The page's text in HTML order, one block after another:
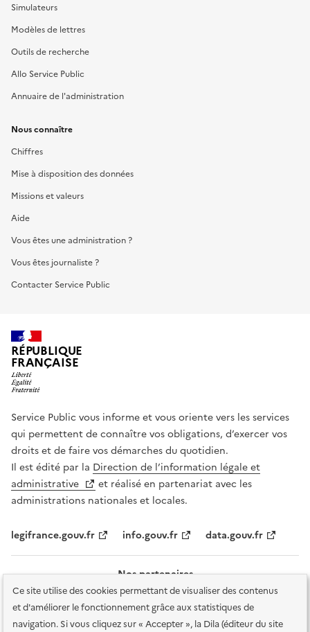
Ce site utilise des cookies permettant de visualiser des contenus
et d'améliorer le fonctionnement grâce aux statistiques de
navigation. Si vous cliquez sur « Accepter », la Dila (éditeur du site
Simulateurs
Modèles de lettres
Outils de recherche
Allo Service Public
Annuaire de l'administration
Nous connaître
Chiffres
Mise à disposition des données
Missions et valeurs
Aide
Vous êtes une administration ?
Vous êtes journaliste ?
Contacter Service Public
RÉPUBLIQUE
FRANÇAISE
Service Public vous informe et vous oriente vers les services
qui permettent de connaître vos obligations, d’exercer vos
droits et de faire vos démarches du quotidien.
Il est édité par la Direction de l’information légale et
administrative
et réalisé en partenariat avec les
administrations nationales et locales.
legifrance.gouv.fr info.gouv.fr data.gouv.fr
Nos partenaires